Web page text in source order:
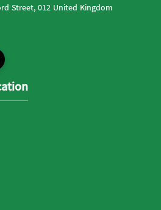
Street, 012 United Kingdom